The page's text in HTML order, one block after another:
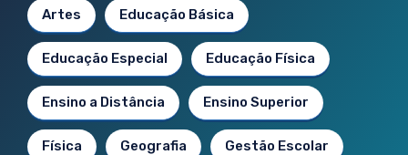
Artes Educação Básica
Educação Especial Educação Física
Ensino a Distância Ensino Superior
Física Geografia Gestão Escolar